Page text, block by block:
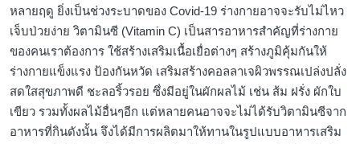
หลายฤดู ยิ่งเป็นช่วงระบาดของ Covid-19 ร่างกายอาจจะรับไม่ไหว
เจ็บป่วยง่าย วิตามินซี (Vitamin C) เป็นสารอาหารสำคัญที่ร่างกาย
ของคนเราต้องการ ใช้สร้างเสริมเนื้อเยื่อต่างๆ สร้างภูมิคุ้มกันให้
ร่างกายแข็งแรง ป้องกันหวัด เสริมสร้างคอลลาเจผิวพรรณเปล่งปลั่ง
สดใสสุขภาพดี ชะลอริ้วรอย ซึ่งมีอยู่ในผักผลไม้ เช่น ส้ม ฝรั่ง ผักใบ
เขียว รวมทั้งผลไม้อื่นๆอีก แต่หลายคนอาจจะไม่ได้รับวิตามินซีจาก
อาหารที่กินดังนั้น จึงได้มีการผลิตมาให้ทานในรูปแบบอาหารเสริม